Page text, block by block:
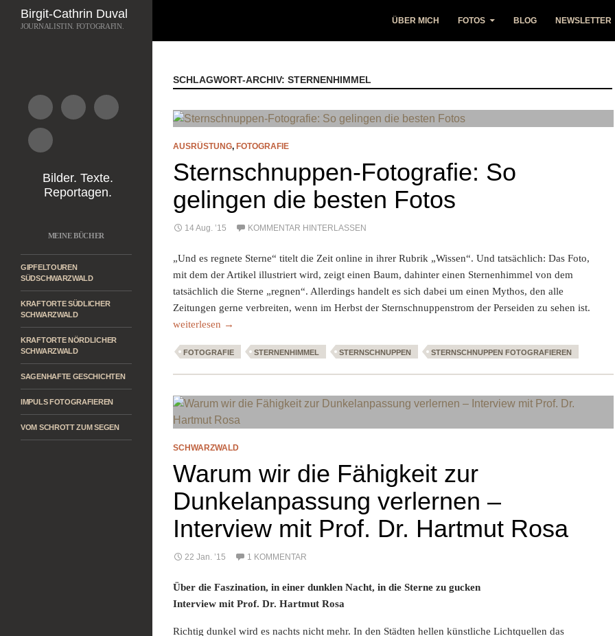
Suchen
ÜBER MICH FOTOS BLOG NEWSLETTER
SCHLAGWORT-ARCHIV: STERNENHIMMEL
AUSRÜSTUNG, FOTOGRAFIE
Sternschnuppen-Fotografie: So
gelingen die besten Fotos
14 Aug. ’15 KOMMENTAR HINTERLASSEN
„Und es regnete Sterne“ titelt die Zeit online in ihrer Rubrik „Wissen“. Und tatsächlich: Das Foto,
mit dem der Artikel illustriert wird, zeigt einen Baum, dahinter einen Sternenhimmel von dem
tatsächlich die Sterne „regnen“. Allerdings handelt es sich dabei um einen Mythos, den alle
Zeitungen gerne verbreiten, wenn im Herbst der Sternschnuppenstrom der Perseiden zu sehen ist.
Sternschnuppen-Fotografie: So gelingen die besten Fotos
weiterlesen →
FOTOGRAFIE STERNENHIMMEL STERNSCHNUPPEN STERNSCHNUPPEN FOTOGRAFIEREN
SCHWARZWALD
Warum wir die Fähigkeit zur
Dunkelanpassung verlernen –
Interview mit Prof. Dr. Hartmut Rosa
22 Jan. ’15 1 KOMMENTAR
Über die Faszination, in einer dunklen Nacht, in die Sterne zu gucken
Interview mit Prof. Dr. Hartmut Rosa
Richtig dunkel wird es nachts nicht mehr. In den Städten hellen künstliche Lichtquellen das
Birgit-Cathrin Duval
JOURNALISTIN. FOTOGRAFIN.
Bilder. Texte.
Reportagen.
MEINE BÜCHER
GIPFELTOUREN
SÜDSCHWARZWALD
KRAFTORTE SÜDLICHER
SCHWARZWALD
KRAFTORTE NÖRDLICHER
SCHWARZWALD
SAGENHAFTE GESCHICHTEN
IMPULS FOTOGRAFIEREN
VOM SCHROTT ZUM SEGEN